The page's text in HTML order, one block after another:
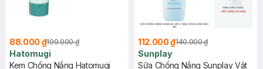
88.000 ₫199.000 ₫
Hatomugi
Kem Chống Nắng Hatomugi
112.000 ₫140.000 ₫
Sunplay
Sữa Chống Nắng Sunplay Vật